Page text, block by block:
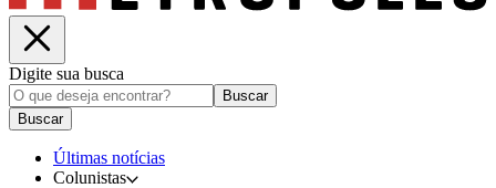
Digite sua busca
Buscar
Buscar
Últimas notícias
Colunistas